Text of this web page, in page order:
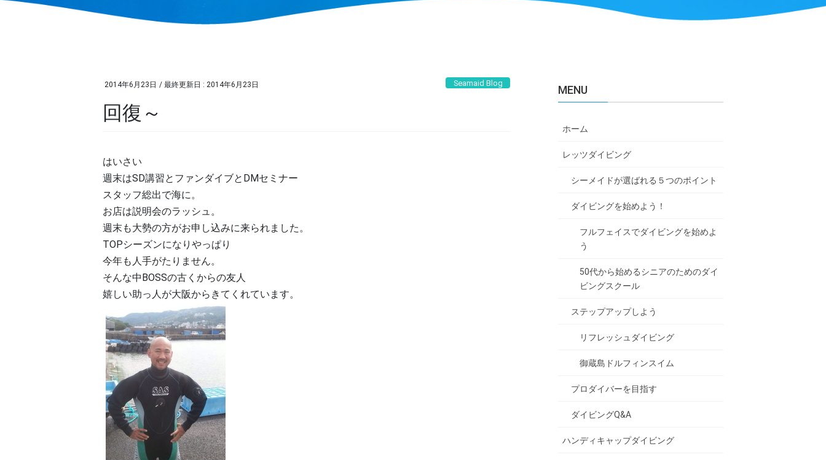
2014年6月23日 / 最終更新日 : 2014年6月23日 Seamaid Blog
回復～
はいさい
週末はSD講習とファンダイブとDMセミナー
スタッフ総出で海に。
お店は説明会のラッシュ。
週末も大勢の方がお申し込みに来られました。
TOPシーズンになりやっぱり
今年も人手がたりません。
そんな中BOSSの古くからの友人
嬉しい助っ人が大阪からきてくれています。
MENU
ホーム
レッツダイビング
シーメイドが選ばれる５つのポイント
ダイビングを始めよう！
フルフェイスでダイビングを始めよ
う
50代から始めるシニアのためのダイ
ビングスクール
ステップアップしよう
リフレッシュダイビング
御蔵島ドルフィンスイム
プロダイバーを目指す
ダイビングQ&A
ハンディキャップダイビング